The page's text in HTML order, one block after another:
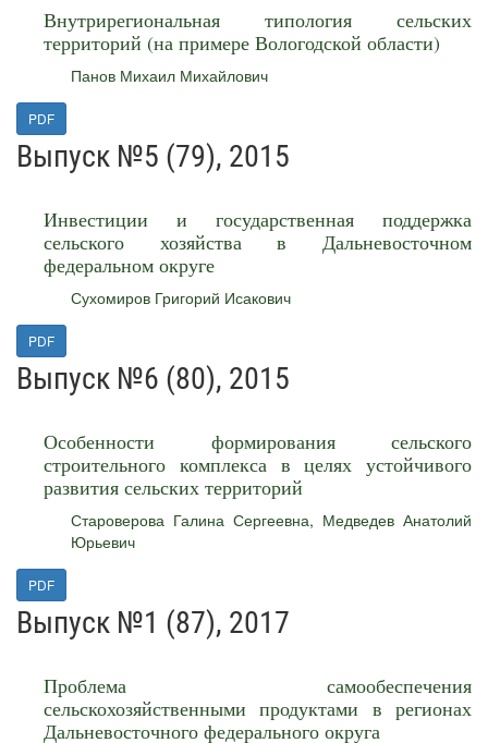
Внутрирегиональная типология сельских
территорий (на примере Вологодской области)
Панов Михаил Михайлович
PDF
Выпуск №5 (79), 2015
Инвестиции и государственная поддержка
сельского хозяйства в Дальневосточном
федеральном округе
Сухомиров Григорий Исакович
PDF
Выпуск №6 (80), 2015
Особенности формирования сельского
строительного комплекса в целях устойчивого
развития сельских территорий
Староверова Галина Сергеевна, Медведев Анатолий
Юрьевич
PDF
Выпуск №1 (87), 2017
Проблема самообеспечения
сельскохозяйственными продуктами в регионах
Дальневосточного федерального округа